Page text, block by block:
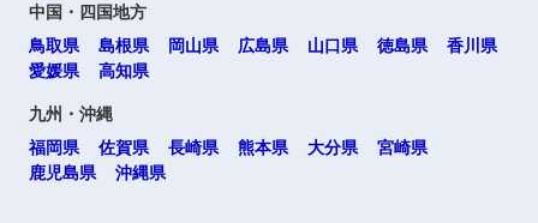
中国・四国地方
鳥取県
島根県 岡山県 広島県 山口県 徳島県
香川県
愛媛県
高知県
九州・沖縄
福岡県
佐賀県 長崎県 熊本県 大分県
宮崎県
鹿児島県
沖縄県